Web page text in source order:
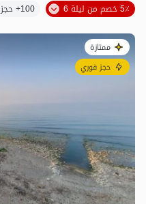
5٪ خصم من ليلة 6
100+ حجز ناجح
ممتازة
حجز فوري